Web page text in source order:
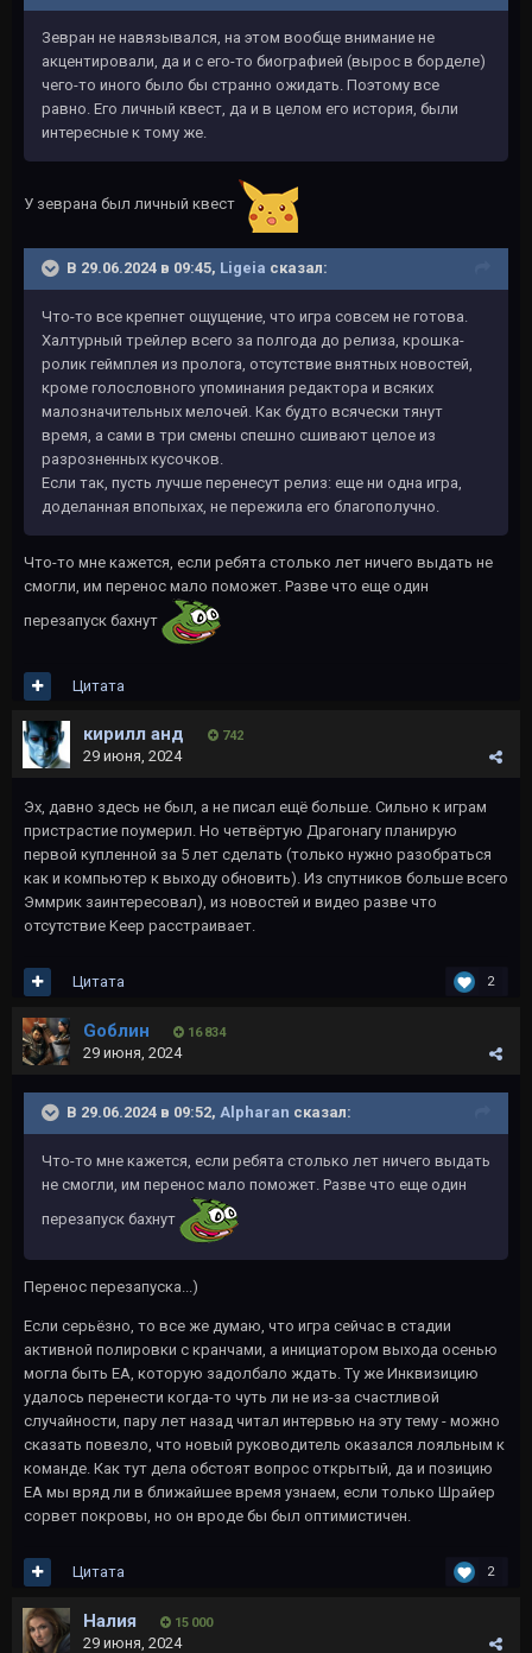
Зевран не навязывался, на этом вообще внимание не
акцентировали, да и с его-то биографией (вырос в борделе)
чего-то иного было бы странно ожидать. Поэтому все
равно. Его личный квест, да и в целом его история, были
интересные к тому же.
У зеврана был личный квест
В 29.06.2024 в 09:45, Ligeia сказал:
Что-то все крепнет ощущение, что игра совсем не готова.
Халтурный трейлер всего за полгода до релиза, крошка-
ролик геймплея из пролога, отсутствие внятных новостей,
кроме голословного упоминания редактора и всяких
малозначительных мелочей. Как будто всячески тянут
время, а сами в три смены спешно сшивают целое из
разрозненных кусочков.
Если так, пусть лучше перенесут релиз: еще ни одна игра,
доделанная впопыхах, не пережила его благополучно.
Что-то мне кажется, если ребята столько лет ничего выдать не
смогли, им перенос мало поможет. Разве что еще один
перезапуск бахнут
Цитата
кирилл анд 742
29 июня, 2024
Эх, давно здесь не был, а не писал ещё больше. Сильно к играм
пристрастие поумерил. Но четвёртую Драгонагу планирую
первой купленной за 5 лет сделать (только нужно разобраться
как и компьютер к выходу обновить). Из спутников больше всего
Эммрик заинтересовал), из новостей и видео разве что
отсутствие Keep расстраивает.
2
Цитата
Gоблин 16 834
29 июня, 2024
В 29.06.2024 в 09:52, Alpharan сказал:
Что-то мне кажется, если ребята столько лет ничего выдать
не смогли, им перенос мало поможет. Разве что еще один
перезапуск бахнут
Перенос перезапуска...)
Если серьёзно, то все же думаю, что игра сейчас в стадии
активной полировки с кранчами, а инициатором выхода осенью
могла быть ЕА, которую задолбало ждать. Ту же Инквизицию
удалось перенести когда-то чуть ли не из-за счастливой
случайности, пару лет назад читал интервью на эту тему - можно
сказать повезло, что новый руководитель оказался лояльным к
команде. Как тут дела обстоят вопрос открытый, да и позицию
ЕА мы вряд ли в ближайшее время узнаем, если только Шрайер
сорвет покровы, но он вроде бы был оптимистичен.
2
Цитата
Налия 15 000
29 июня, 2024